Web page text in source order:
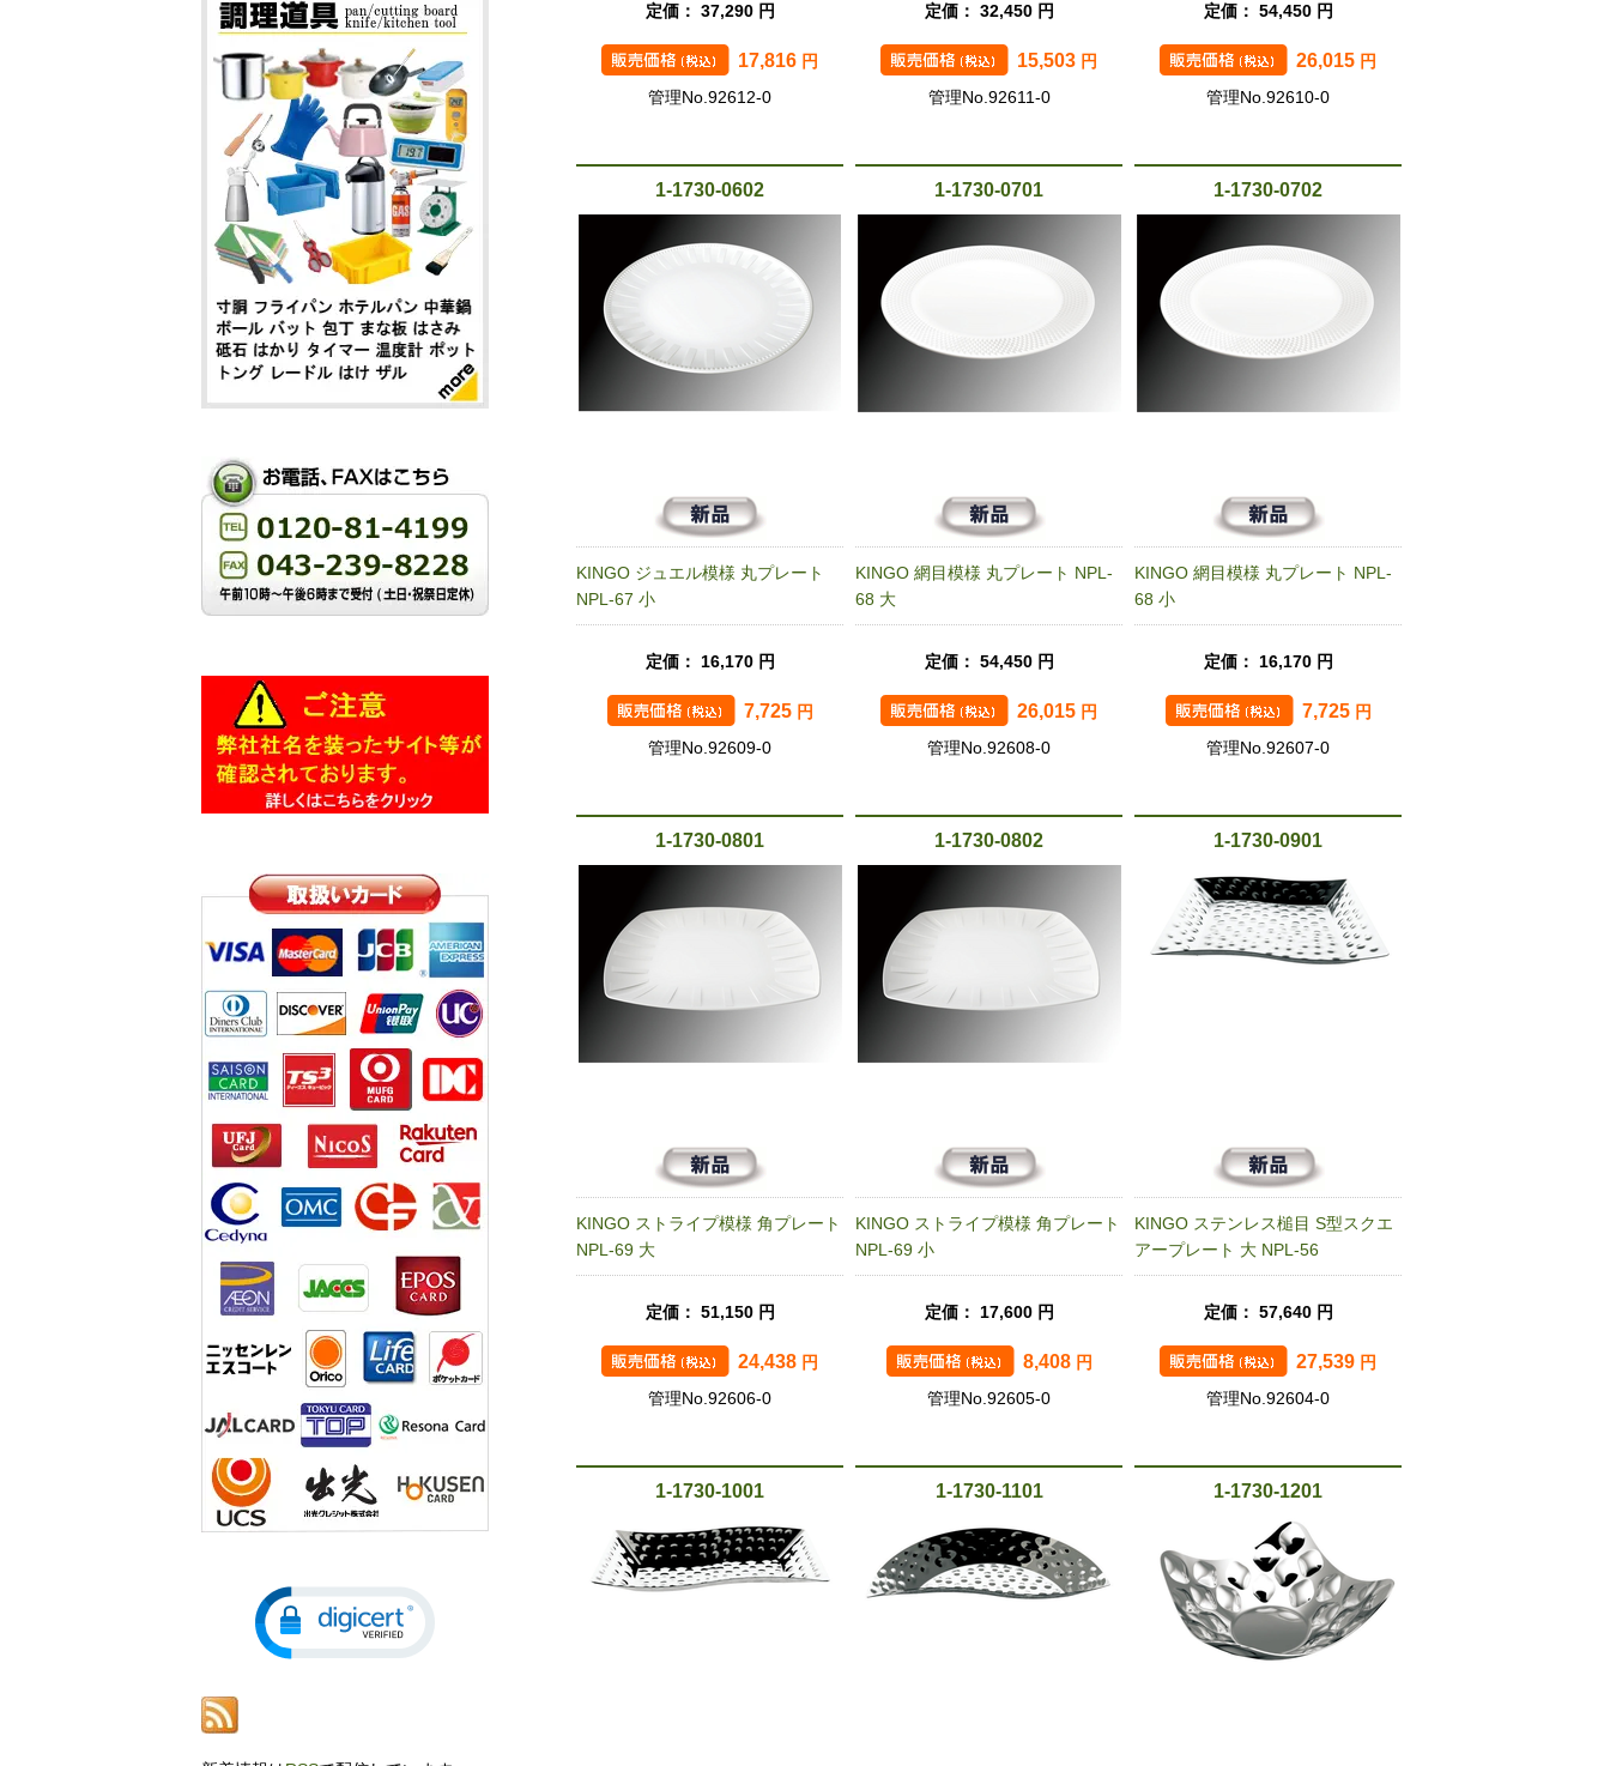
定価： 37,290 円
17,816 円
管理No.92612-0
定価： 32,450 円
15,503 円
管理No.92611-0
定価： 54,450 円
26,015 円
管理No.92610-0
1-1730-0602
KINGO ジュエル模様 丸プレート
NPL-67 小
定価： 16,170 円
7,725 円
管理No.92609-0
1-1730-0701
KINGO 網目模様 丸プレート NPL-
68 大
定価： 54,450 円
26,015 円
管理No.92608-0
1-1730-0702
KINGO 網目模様 丸プレート NPL-
68 小
定価： 16,170 円
7,725 円
管理No.92607-0
1-1730-0801
KINGO ストライプ模様 角プレート
NPL-69 大
定価： 51,150 円
24,438 円
管理No.92606-0
1-1730-0802
KINGO ストライプ模様 角プレート
NPL-69 小
定価： 17,600 円
8,408 円
管理No.92605-0
1-1730-0901
KINGO ステンレス槌目 S型スクエ
アープレート 大 NPL-56
定価： 57,640 円
27,539 円
管理No.92604-0
1-1730-1001 1-1730-1101 1-1730-1201